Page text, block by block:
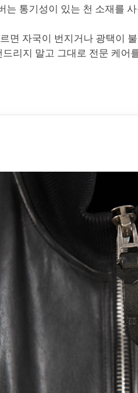
통기성이 있는 천 소재를
면 자국이 번지거나 광택이
리지 말고 그대로 전문 케어